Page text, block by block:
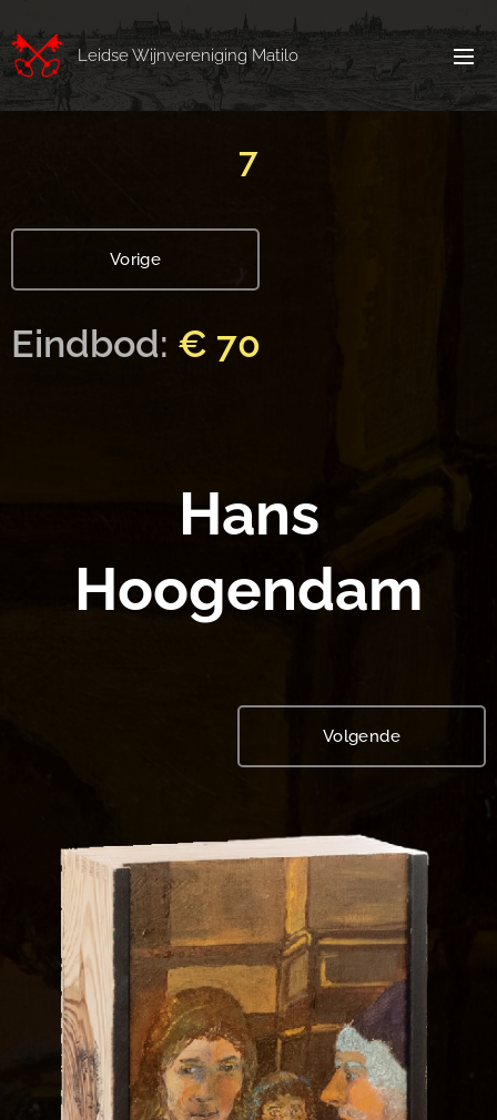
Leidse Wijnvereniging Matilo
7
Vorige
Eindbod: € 70
Hans
Hoogendam
Volgende